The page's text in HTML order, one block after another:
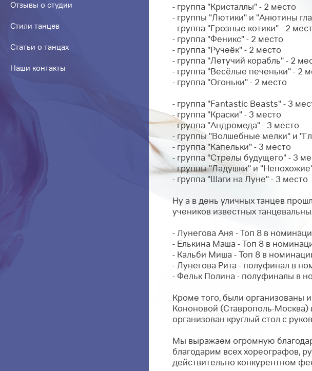
Отзывы о студии
Стили танцев
Статьи о танцах
Наши контакты
- группа "Кристаллы" - 2 место
- группы "Лютики" и "Анютины
- группа "Грозные котики" - 2
- группа "Феникс" - 2 место
- группа "Ручеёк" - 2 место
- группа "Летучий корабль" - 2
- группа "Весёлые печеньки" - 2
- группа "Огоньки" - 2 место
- группа "Fantastic Beasts" - 3
- группа "Краски" - 3 место
- группа "Андромеда" - 3 место
- группы "Волшебные мелки" и
- группа "Капельки" - 3 место
- группа "Стрелы будущего" - 3
- группы "Ладушки" и
- группа "Шаги на Луне" - 3 место
Ну а в день уличных танцев
учеников известных
- Лунегова Аня - Топ 8 в
- Елькина Маша - Топ 8 в
- Кальби Миша - Топ 8 в
- Лунегова Рита - полуфинал в
- Фельк Полина - полуфиналы в
Кроме того, были организованы
Кононовой (Ставрополь-Москва)
организован круглый стол с
Мы выражаем огромную
благодарим всех хореографов,
действительно конкурентном